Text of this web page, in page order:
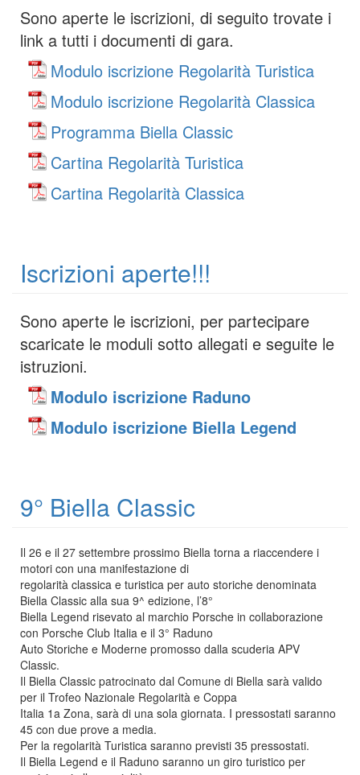
Sono aperte le iscrizioni, di seguito trovate i
link a tutti i documenti di gara.
Modulo iscrizione Regolarità Turistica
Modulo iscrizione Regolarità Classica
Programma Biella Classic
Cartina Regolarità Turistica
Cartina Regolarità Classica
Iscrizioni aperte!!!
Sono aperte le iscrizioni, per partecipare
scaricate le moduli sotto allegati e seguite le
istruzioni.
Modulo iscrizione Raduno
Modulo iscrizione Biella Legend
9° Biella Classic
Il 26 e il 27 settembre prossimo Biella torna a riaccendere i
motori con una manifestazione di
regolarità classica e turistica per auto storiche denominata
Biella Classic alla sua 9^ edizione, l’8°
Biella Legend risevato al marchio Porsche in collaborazione
con Porsche Club Italia e il 3° Raduno
Auto Storiche e Moderne promosso dalla scuderia APV
Classic.
Il Biella Classic patrocinato dal Comune di Biella sarà valido
per il Trofeo Nazionale Regolarità e Coppa
Italia 1a Zona, sarà di una sola giornata. I pressostati saranno
45 con due prove a media.
Per la regolarità Turistica saranno previsti 35 pressostati.
Il Biella Legend e il Raduno saranno un giro turistico per